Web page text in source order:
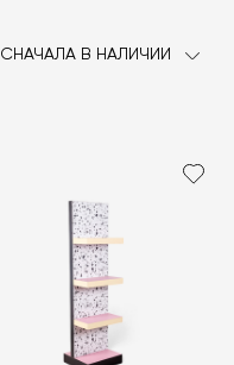
СНАЧАЛА В НАЛИЧИИ